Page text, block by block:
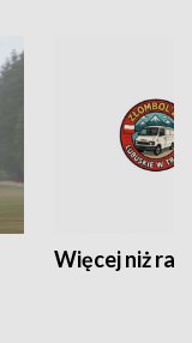
Więcej niż rajd